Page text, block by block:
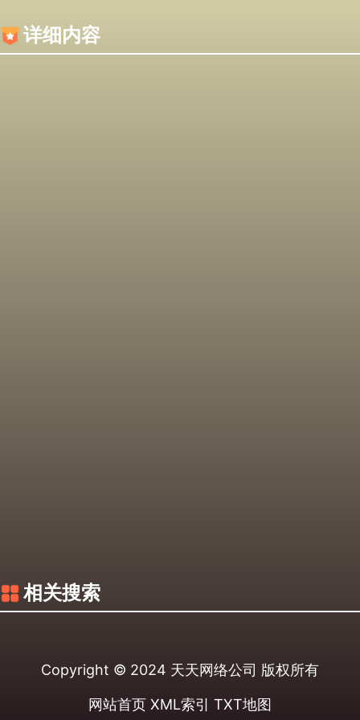
详细内容
相关搜索
Copyright © 2024 天天网络公司 版权所有
网站首页 XML索引 TXT地图